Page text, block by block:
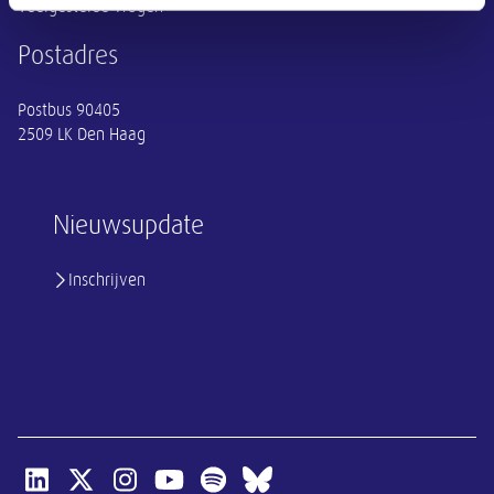
Nieuwsupdate
Inschrijven
Veelgestelde vragen
Postadres
Postbus 90405
2509 LK Den Haag
Open linkedin van SER
Open x-twitter van SER
Open instagram van SER
Open youtube van SER
Open spotify van SER
Open bluesky van SER